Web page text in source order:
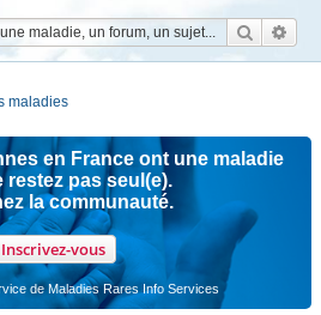
maladies
en France ont une maladie
restez pas seul(e).
la communauté.
Inscrivez-vous
de Maladies Rares Info Services